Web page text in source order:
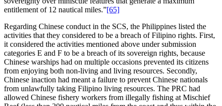
entitlement of 12 nautical miles.”[65]
Regarding Chinese conduct in the SCS, the Philippines listed the
activities that they considered to be a breach of Filipino rights. First,
it considered the activities mentioned above under submission
categories E and F to be a breach of its sovereign rights, because
Chinese warships had on multiple occasions prevented its citizens
from enjoying both non-living and living resources. Secondly,
Chinese inaction had meant a failure to prevent Chinese nationals
from unlawfully taking Filipino living resources. The PRC had
allowed Chinese fishery workers from illegally fishing at Mischief